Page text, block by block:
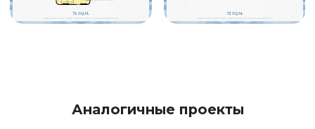
Аналогичные проекты